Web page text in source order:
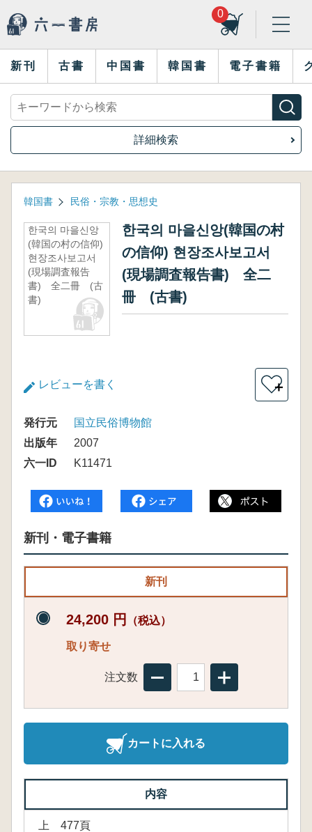
0
新刊 古書 中国書 韓国書 電子書籍
詳細検索
韓国書 民俗・宗教・思想史
한국의 마을신앙
(韓国の村の信仰)
현장조사보고서
(現場調査報告
書) 全二冊 (古
書)
한국의 마을신앙(韓国の村
の信仰) 현장조사보고서
(現場調査報告書) 全二
冊 (古書)
レビューを書く ＋
発行元
国立民俗博物館
出版年
2007
六一ID
K11471
新刊・電子書籍
新刊
24,200 円 （税込）
取り寄せ
注文数
カートに入れる
内容
上 477頁